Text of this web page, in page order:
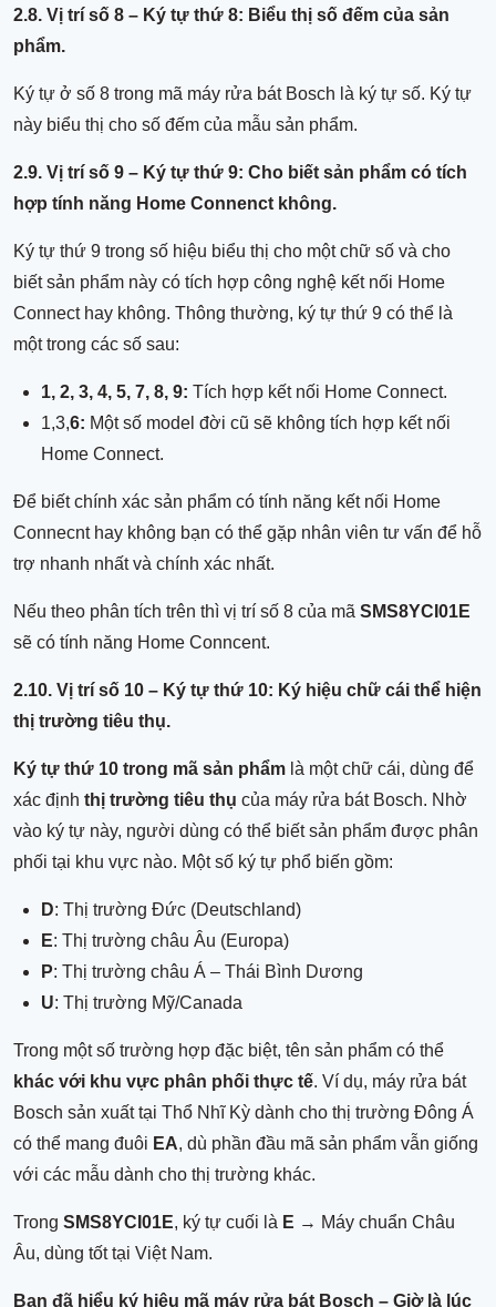
2.8. Vị trí số 8 – Ký tự thứ 8: Biểu thị số đếm của sản
phẩm.
Ký tự ở số 8 trong mã máy rửa bát Bosch là ký tự số. Ký tự
này biểu thị cho số đếm của mẫu sản phẩm.
2.9. Vị trí số 9 – Ký tự thứ 9: Cho biết sản phẩm có tích
hợp tính năng Home Connenct không.
Ký tự thứ 9 trong số hiệu biểu thị cho một chữ số và cho
biết sản phẩm này có tích hợp công nghệ kết nối Home
Connect hay không. Thông thường, ký tự thứ 9 có thể là
một trong các số sau:
1, 2, 3, 4, 5, 7, 8, 9: Tích hợp kết nối Home Connect.
1,3,6: Một số model đời cũ sẽ không tích hợp kết nối
Home Connect.
Để biết chính xác sản phẩm có tính năng kết nối Home
Connecnt hay không bạn có thể gặp nhân viên tư vấn để hỗ
trợ nhanh nhất và chính xác nhất.
Nếu theo phân tích trên thì vị trí số 8 của mã SMS8YCI01E
sẽ có tính năng Home Conncent.
2.10. Vị trí số 10 – Ký tự thứ 10: Ký hiệu chữ cái thể hiện
thị trường tiêu thụ.
Ký tự thứ 10 trong mã sản phẩm là một chữ cái, dùng để
xác định thị trường tiêu thụ của máy rửa bát Bosch. Nhờ
vào ký tự này, người dùng có thể biết sản phẩm được phân
phối tại khu vực nào. Một số ký tự phổ biến gồm:
D: Thị trường Đức (Deutschland)
E: Thị trường châu Âu (Europa)
P: Thị trường châu Á – Thái Bình Dương
U: Thị trường Mỹ/Canada
Trong một số trường hợp đặc biệt, tên sản phẩm có thể
khác với khu vực phân phối thực tế. Ví dụ, máy rửa bát
Bosch sản xuất tại Thổ Nhĩ Kỳ dành cho thị trường Đông Á
có thể mang đuôi EA, dù phần đầu mã sản phẩm vẫn giống
với các mẫu dành cho thị trường khác.
Trong SMS8YCI01E, ký tự cuối là E → Máy chuẩn Châu
Âu, dùng tốt tại Việt Nam.
Bạn đã hiểu ký hiệu mã máy rửa bát Bosch – Giờ là lúc